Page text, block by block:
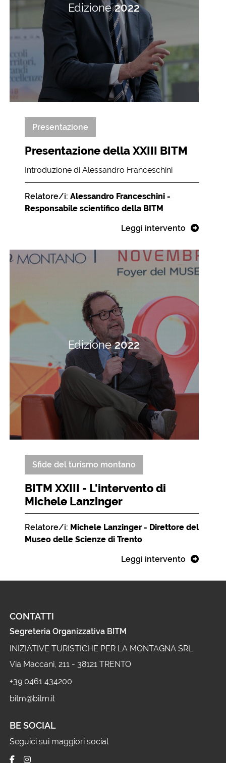
Edizione2022
Presentazione
Presentazione della XXIII BITM
Introduzione di Alessandro Franceschini
Relatore/i: Alessandro Franceschini -
Responsabile scientifico della BITM
Leggi intervento
Edizione2022
Sfide del turismo montano
BITM XXIII - L'intervento di
Michele Lanzinger
Relatore/i: Michele Lanzinger - Direttore del
Museo delle Scienze di Trento
Leggi intervento
CONTATTI
Segreteria Organizzativa BITM
INIZIATIVE TURISTICHE PER LA MONTAGNA SRL
Via Maccani, 211 - 38121 TRENTO
+39 0461 434200
bitm@bitm.it
BE SOCIAL
Seguici sui maggiori social